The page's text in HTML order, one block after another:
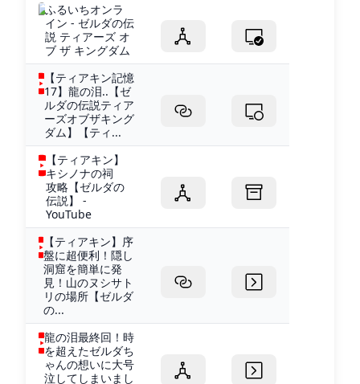
ふるいちオンラ
イン - ゼルダの伝
説 ティアーズ オ
ブ ザ キングダム
【ティアキン記憶
17】龍の泪..【ゼ
ルダの伝説ティア
ーズオブザキング
ダム】【ティ...
【ティアキン】
キシノナの祠
攻略【ゼルダの
伝説】 -
YouTube
【ティアキン】序
盤に超便利！隠し
洞窟を簡単に発
見！山のヌシサト
リの場所【ゼルダ
の...
龍の泪最終回！時
を超えたゼルダち
ゃんの想いに大号
泣してしまいまし